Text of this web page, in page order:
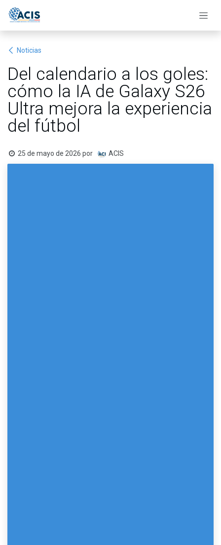
Noticias
Del calendario a los goles:
cómo la IA de Galaxy S26
Ultra mejora la experiencia
del fútbol
25 de mayo de 2026 por ACIS